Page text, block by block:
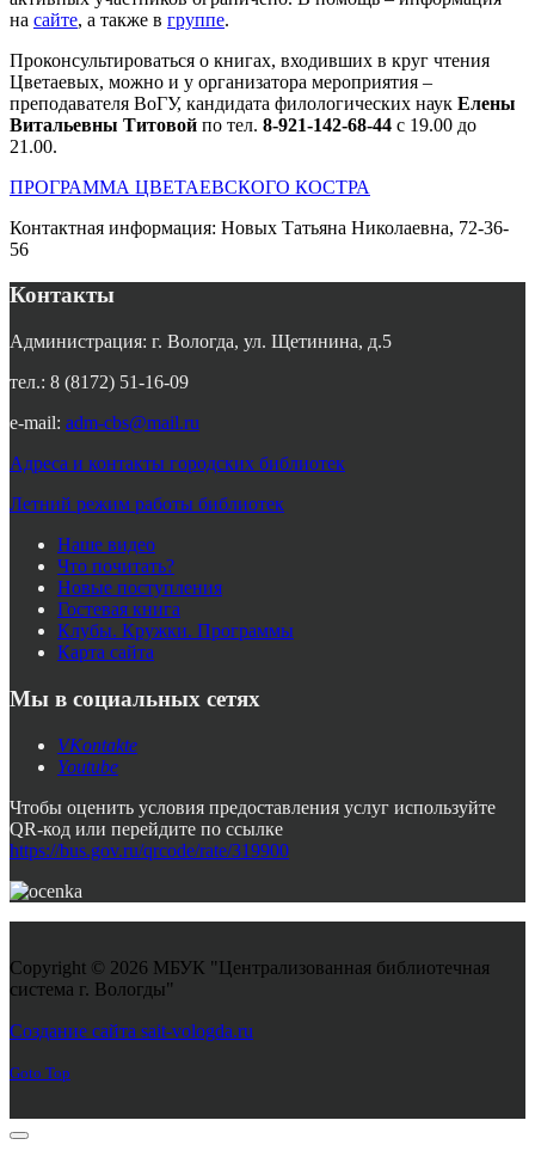
на сайте, а также в группе.
Проконсультироваться о книгах, входивших в круг чтения
Цветаевых, можно и у организатора мероприятия –
преподавателя ВоГУ, кандидата филологических наук Елены
Витальевны Титовой по тел. 8-921-142-68-44 с 19.00 до
21.00.
ПРОГРАММА ЦВЕТАЕВСКОГО КОСТРА
Контактная информация: Новых Татьяна Николаевна, 72-36-
56
Контакты
Администрация: г. Вологда, ул. Щетинина, д.5
тел.: 8 (8172) 51-16-09
e-mail: adm-cbs@mail.ru
Адреса и контакты городских библиотек
Летний режим работы библиотек
Наше видео
Что почитать?
Новые поступления
Гостевая книга
Клубы. Кружки. Программы
Карта сайта
Мы в социальных сетях
VKontakte
Youtube
Чтобы оценить условия предоставления услуг используйте
QR-код или перейдите по ссылке
https://bus.gov.ru/qrcode/rate/319900
Copyright © 2026 МБУК "Централизованная библиотечная
система г. Вологды"
Создание сайта sait-vologda.ru
Goto Top